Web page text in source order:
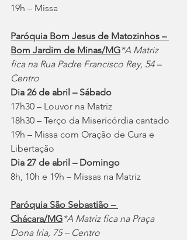
19h – Missa
Paróquia Bom Jesus de Matozinhos –
Bom Jardim de Minas/MG*A Matriz
fica na Rua Padre Francisco Rey, 54 –
Centro
Dia 26 de abril – Sábado
17h30 – Louvor na Matriz
18h30 – Terço da Misericórdia cantado
19h – Missa com Oração de Cura e
Libertação
Dia 27 de abril – Domingo
8h, 10h e 19h – Missas na Matriz
Paróquia São Sebastião –
Chácara/MG*A Matriz fica na Praça
Dona Iria, 75 – Centro